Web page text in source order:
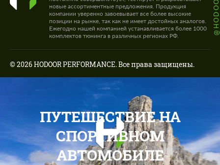
новые ассортиментные предложения. Продукция
компании уверенно завоевывает все более высокие
позиции на рынке, так как не имеет достойных аналогов.
Ежегодно нашей компанией устанавливается более 1000
комплектов тюнинга в различных регионах РФ.
© 2026 HODOOR PERFORMANCE. Все права защищены.
ПУТЕШЕСТВИЕ НА
СПОРТИВНОМ
АВТОМОБИЛЕ